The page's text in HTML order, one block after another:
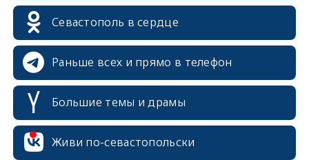
Севастополь в сердце
Раньше всех и прямо в телефон
Большие темы и драмы
Живи по-севастопольски
erid: 2SDnjcrDNw6